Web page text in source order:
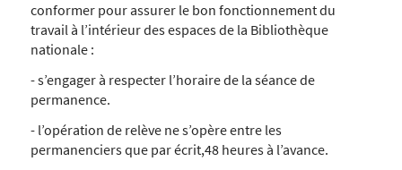
conformer pour assurer le bon fonctionnement du
travail à l’intérieur des espaces de la Bibliothèque
nationale :
- s’engager à respecter l’horaire de la séance de
permanence.
- l’opération de relève ne s’opère entre les
permanenciers que par écrit,48 heures à l’avance.